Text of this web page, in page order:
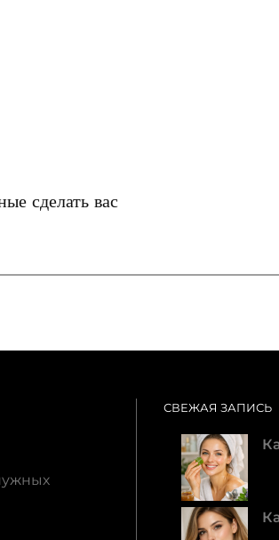
сделать вас
СВЕЖАЯ ЗАПИСЬ